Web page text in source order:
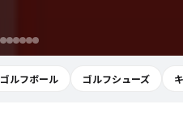
ゴルフボール ゴルフシューズ